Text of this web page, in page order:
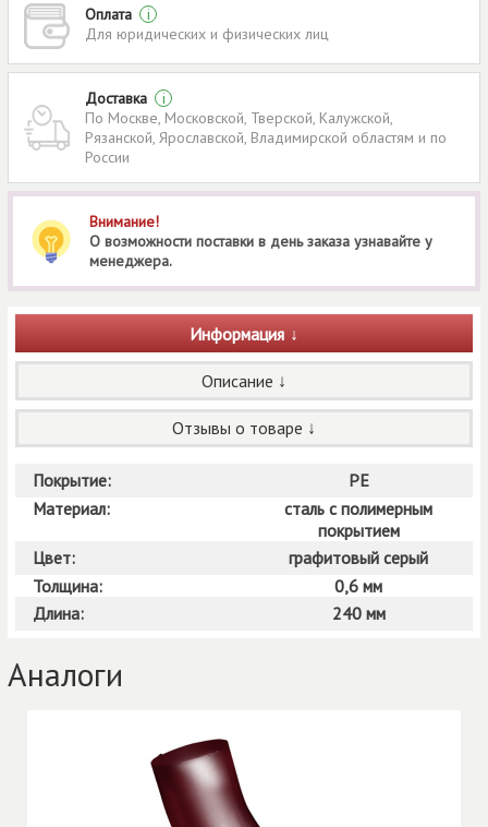
Оплата
i
Для юридических и физических лиц
Доставка
i
По Москве, Московской, Тверской, Калужской,
Рязанской, Ярославской, Владимирской областям и по
России
Внимание!
О возможности поставки в день заказа узнавайте у
менеджера.
Информация
Описание
Отзывы о товаре
Покрытие:
РЕ
Материал:
сталь с полимерным
покрытием
Цвет:
графитовый серый
Толщина:
0,6 мм
Длина:
240 мм
Аналоги